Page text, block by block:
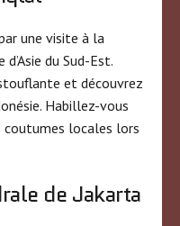
une visite à la
du Sud-Est.
et découvrez
Habillez-vous
locales lors
de Jakarta